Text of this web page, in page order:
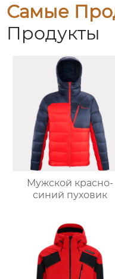
Самые
Продукты
Мужской красно-
синий пуховик